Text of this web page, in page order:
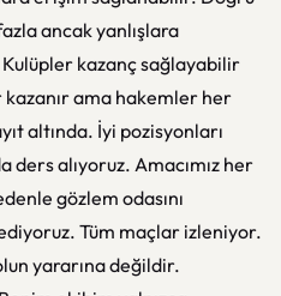
ancak yanlışlara
kazanç sağlayabilir
ama hakemler her
altında. İyi pozisyonları
ders alıyoruz. Amacımız her
gözlem odasını
Tüm maçlar izleniyor.
yararına değildir.